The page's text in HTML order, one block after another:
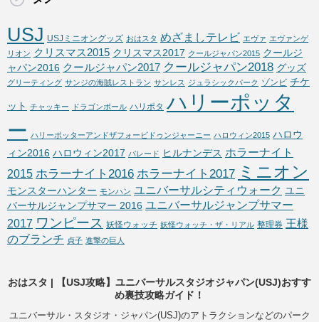
USJ USJミニオングッズ おはスタ めざましテレビ エヴァ エヴァンゲ
リオン クリスマス2015 クリスマス2017 クールジャパン2015 クールジ
ャパン2016 クールジャパン2017 クールジャパン2018 グッズ
グリーティング サンジの海賊レストラン サンレス ジュラシックパーク ゾンビ チケ
ット チャッキー ドラゴンボール ハリポタ ハリーポッタ
ー ハリーポッターアンドザフォービドゥンジャーニー ハロウィン2015 ハロウ
ィン2016 ハロウィン2017 パレード ヒルナンデス ホラーナイト
2015 ホラーナイト2016 ホラーナイト2017 ミニオン
モンスターハンター モンハン ユニバーサルシティウォーク ユニ
バーサルジャンプサマー 2016 ユニバーサルジャンプサマー
2017 ワンピース 妖怪ウォッチ 妖怪ウォッチ・ザ・リアル 整理券 王様
のブランチ 貞子 進撃の巨人
おはスタ | 【USJ攻略】ユニバーサルスタジオジャパン(USJ)おすす
め裏技攻略ガイド！
ユニバーサル・スタジオ・ジャパン(USJ)のアトラクションなどのパーク